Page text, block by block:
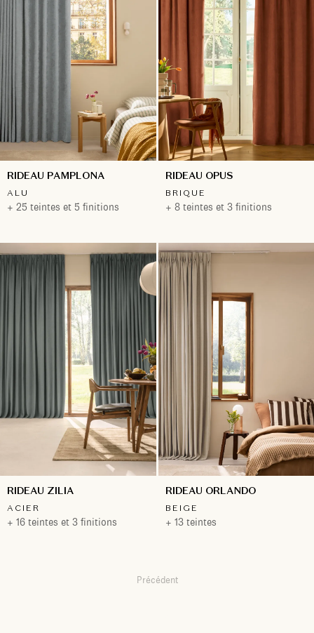
RIDEAU PAMPLONA
ALU
+ 25 teintes et 5 finitions
RIDEAU OPUS
BRIQUE
+ 8 teintes et 3 finitions
RIDEAU ZILIA
ACIER
+ 16 teintes et 3 finitions
RIDEAU ORLANDO
BEIGE
+ 13 teintes
Précédent